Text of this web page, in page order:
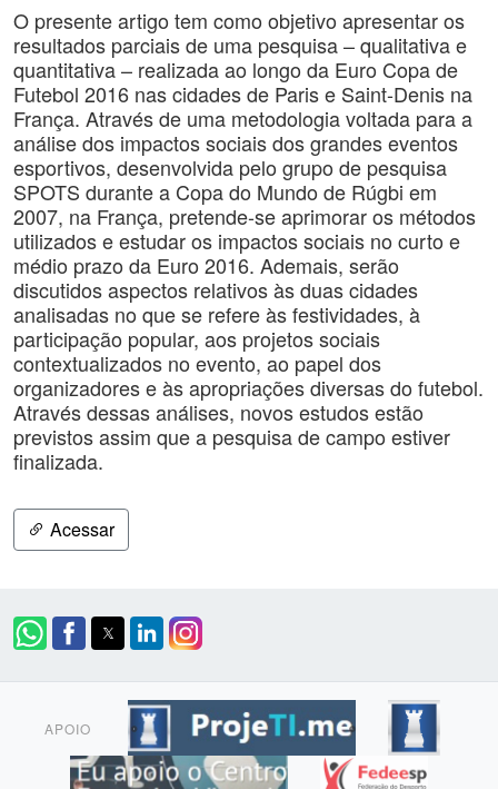
O presente artigo tem como objetivo apresentar os
resultados parciais de uma pesquisa – qualitativa e
quantitativa – realizada ao longo da Euro Copa de
Futebol 2016 nas cidades de Paris e Saint-Denis na
França. Através de uma metodologia voltada para a
análise dos impactos sociais dos grandes eventos
esportivos, desenvolvida pelo grupo de pesquisa
SPOTS durante a Copa do Mundo de Rúgbi em
2007, na França, pretende-se aprimorar os métodos
utilizados e estudar os impactos sociais no curto e
médio prazo da Euro 2016. Ademais, serão
discutidos aspectos relativos às duas cidades
analisadas no que se refere às festividades, à
participação popular, aos projetos sociais
contextualizados no evento, ao papel dos
organizadores e às apropriações diversas do futebol.
Através dessas análises, novos estudos estão
previstos assim que a pesquisa de campo estiver
finalizada.
Acessar
APOIO